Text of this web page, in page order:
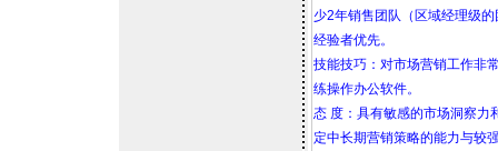
少2年销售团队（区域经理级
经验者优先。
技能技巧：对市场营销工作非
练操作办公软件。
态 度：具有敏感的市场洞察力
定中长期营销策略的能力与较